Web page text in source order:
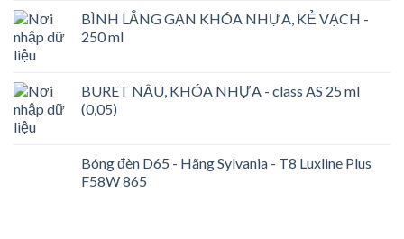
BÌNH LẮNG GẠN KHÓA NHỰA, KẺ VẠCH -
250 ml
BURET NÂU, KHÓA NHỰA - class AS 25 ml
(0,05)
Bóng đèn D65 - Hãng Sylvania - T8 Luxline Plus
F58W 865